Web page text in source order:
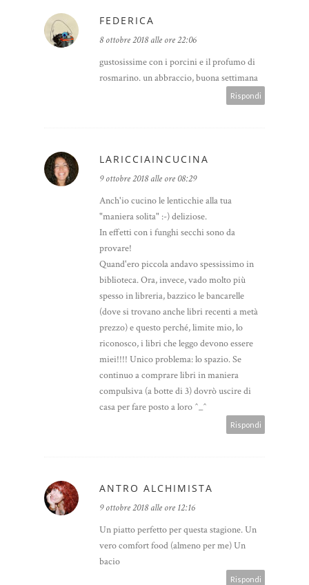
FEDERICA
8 ottobre 2018 alle ore 22:06
gustosissime con i porcini e il profumo di
rosmarino. un abbraccio, buona settimana
Rispondi
LARICCIAINCUCINA
9 ottobre 2018 alle ore 08:29
Anch'io cucino le lenticchie alla tua
"maniera solita" :-) deliziose.
In effetti con i funghi secchi sono da
provare!
Quand'ero piccola andavo spessissimo in
biblioteca. Ora, invece, vado molto più
spesso in libreria, bazzico le bancarelle
(dove si trovano anche libri recenti a metà
prezzo) e questo perché, limite mio, lo
riconosco, i libri che leggo devono essere
miei!!!! Unico problema: lo spazio. Se
continuo a comprare libri in maniera
compulsiva (a botte di 3) dovrò uscire di
casa per fare posto a loro ^_^
Rispondi
ANTRO ALCHIMISTA
9 ottobre 2018 alle ore 12:16
Un piatto perfetto per questa stagione. Un
vero comfort food (almeno per me) Un
bacio
Rispondi